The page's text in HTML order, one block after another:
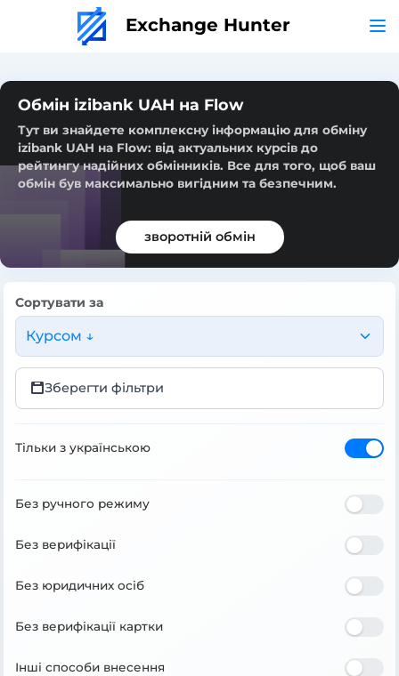
Exchange Hunter
Обмін izibank UAH на Flow
Тут ви знайдете комплексну інформацію для обміну
izibank UAH на Flow: від актуальних курсів до
рейтингу надійних обмінників. Все для того, щоб ваш
обмін був максимально вигідним та безпечним.
зворотній обмін
Сортувати за
Курсом ↓
Зберегти фільтри
Тільки з українською
Без ручного режиму
Без верифікації
Без юридичних осіб
Без верифікації картки
Інші способи внесення